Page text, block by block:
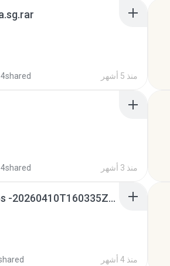
منذ 5 أشهر
منذ 3 أشهر
whatsapp backups -20260410T160335Z-3-001.zip
منذ 4 أشهر